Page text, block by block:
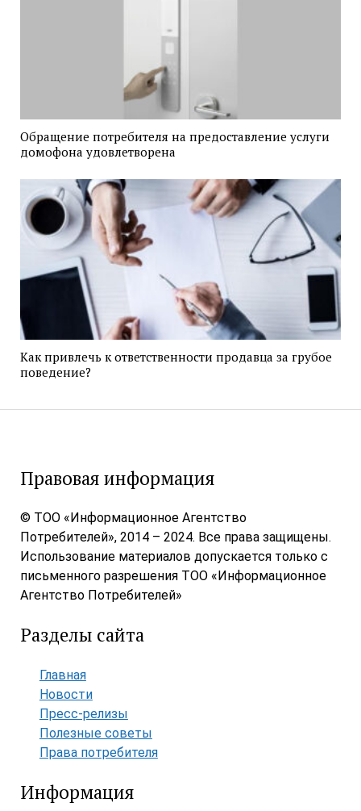
Обращение потребителя на предоставление услуги
домофона удовлетворена
Как привлечь к ответственности продавца за грубое
поведение?
Правовая информация
© ТОО «Информационное Агентство
Потребителей», 2014 – 2024. Все права защищены.
Использование материалов допускается только с
письменного разрешения ТОО «Информационное
Агентство Потребителей»
Разделы сайта
Главная
Новости
Пресс-релизы
Полезные советы
Права потребителя
Информация